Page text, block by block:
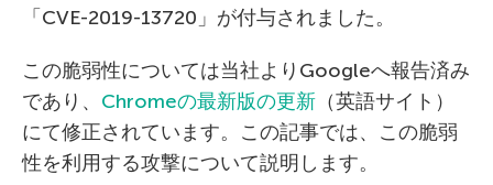
「CVE-2019-13720」が付与されました。
この脆弱性については当社よりGoogleへ報告済み
であり、 Chromeの最新版の更新 （英語サイト）
にて修正されています。この記事では、この脆弱
性を利用する攻撃について説明します。